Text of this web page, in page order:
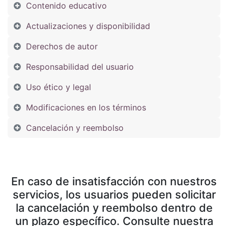
Contenido educativo
Actualizaciones y disponibilidad
Derechos de autor
Responsabilidad del usuario
Uso ético y legal
Modificaciones en los términos
Cancelación y reembolso
En caso de insatisfacción con nuestros
servicios, los usuarios pueden solicitar
la cancelación y reembolso dentro de
un plazo específico. Consulte nuestra